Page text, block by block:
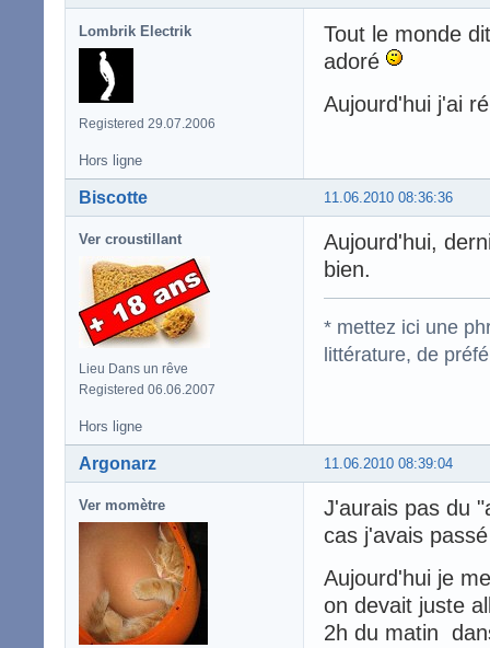
Lombrik Electrik
Registered 29.07.2006
Tout le monde
adoré
Aujourd'hui j'ai
Hors ligne
11.06.2010 08:36:36
Biscotte
Ver croustillant
Lieu Dans un rêve
Registered 06.06.2007
Aujourd'hui,
bien.
* mettez ici une
littérature, de
Hors ligne
11.06.2010 08:39:04
Argonarz
Ver momètre
J'aurais pas du
cas j'avais
Aujourd'hui je
on devait juste
2h du matin